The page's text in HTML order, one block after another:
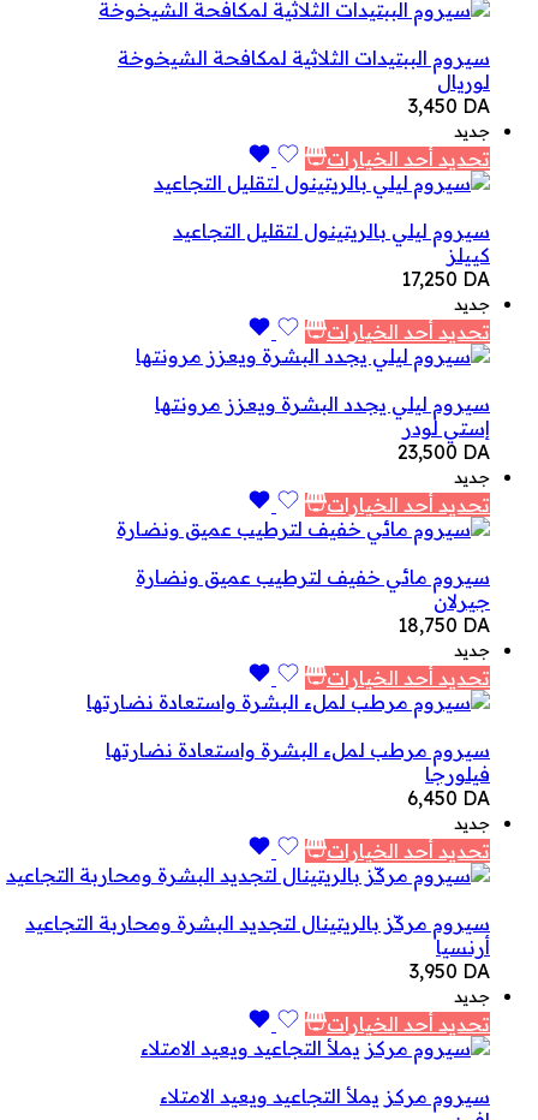
سيروم الببتيدات الثلاثية لمكافحة الشيخوخة
لوريال
3,450 DA
جديد
تحديد أحد الخيارات
سيروم ليلي بالريتينول لتقليل التجاعيد
كييلز
17,250 DA
جديد
تحديد أحد الخيارات
سيروم ليلي يجدد البشرة ويعزز مرونتها
إستي لودر
23,500 DA
جديد
تحديد أحد الخيارات
سيروم مائي خفيف لترطيب عميق ونضارة
جيرلان
18,750 DA
جديد
تحديد أحد الخيارات
سيروم مرطب لملء البشرة واستعادة نضارتها
فيلورجا
6,450 DA
جديد
تحديد أحد الخيارات
سيروم مركّز بالريتينال لتجديد البشرة ومحاربة التجاعيد
أرنسيا
3,950 DA
جديد
تحديد أحد الخيارات
سيروم مركز يملأ التجاعيد ويعيد الامتلاء